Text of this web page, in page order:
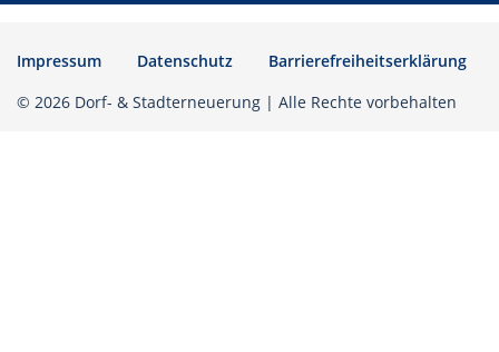
Impressum Datenschutz
Barrierefreiheitserklärung
© 2026 Dorf- & Stadterneuerung | Alle Rechte vorbehalten